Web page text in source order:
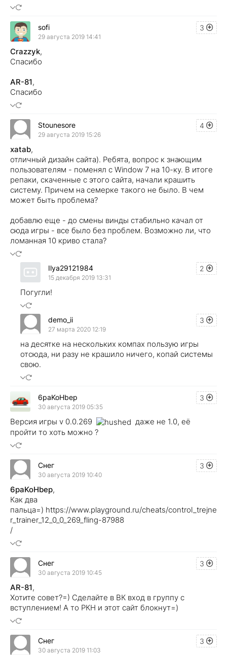
3
sofi
29 августа 2019 14:41
Crazzyk,
Спасибо
AR-81,
Спасибо
4
Stounesore
29 августа 2019 15:26
xatab,
отличный дизайн сайта). Ребята, вопрос к знающим
пользователям - поменял с Window 7 на 10-ку. В итоге
репаки, скаченные с этого сайта, начали крашить
систему. Причем на семерке такого не было. В чем
может быть проблема?
добавлю еще - до смены винды стабильно качал от
сюда игры - все было без проблем. Возможно ли, что
ломанная 10 криво стала?
2
Ilya29121984
15 декабря 2019 13:31
Погугли!
3
demo_ii
27 марта 2020 12:19
на десятке на нескольких компах пользую игры
отсюда, ни разу не крашило ничего, копай системы
свою.
3
6paKoHbep
30 августа 2019 05:35
Версия игры v 0.0.269
даже не 1.0, её
пройти то хоть можно ?
3
Снег
30 августа 2019 10:40
6paKoHbep,
Как два
пальца=) https://www.playground.ru/cheats/control_trejne
r_trainer_12_0_0_269_fling-87988
/
3
Снег
30 августа 2019 10:45
AR-81,
Хотите совет?=) Сделайте в ВК вход в группу с
вступлением! А то РКН и этот сайт блокнут=)
3
Снег
30 августа 2019 11:03